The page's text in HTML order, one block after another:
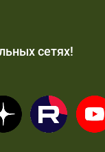
сетях!